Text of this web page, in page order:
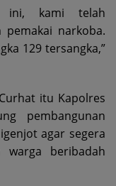
ini, kami telah
narkoba.
129 tersangka,”
itu Kapolres
pembangunan
agar segera
warga beribadah